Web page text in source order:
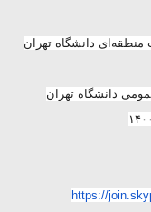
منطقه‌ای دانشگاه تهران
دانشگاه تهران
https://